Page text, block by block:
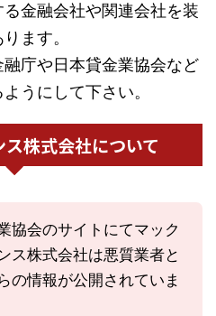
金融会社や関連会社を装
ます。
庁や日本貸金業協会など
うにして下さい。
株式会社について
協会のサイトにてマック
ス株式会社は悪質業者と
の情報が公開されていま